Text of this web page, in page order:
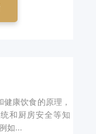
康饮食的原理，
和厨房安全等知
如...